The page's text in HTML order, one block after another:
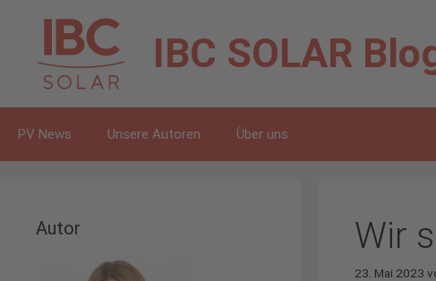
springen
IBC SOLAR
PV News Unsere Autoren Über uns
Wir
23. Mai 2023
Autor